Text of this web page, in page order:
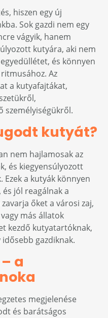
hiszen egy új
Sok gazdi nem egy
vágyik, hanem
kutyára, aki nem
és könnyen
Az
a kutyafajtákat,
személyiségükről.
kutyát?
nem hajlamosak az
és kiegyensúlyozott
a kutyák könnyen
jól reagálnak a
őket a városi zaj,
más állatok
kezdő kutyatartóknak,
gazdiknak.
a
megjelenése
és barátságos